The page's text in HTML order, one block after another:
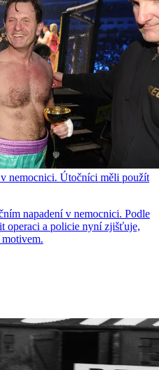
nemocnici. Útočníci měli použít
napadení v nemocnici. Podle
operaci a policie nyní zjišťuje,